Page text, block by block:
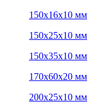
150х16х10 мм
150х25х10 мм
150х35х10 мм
170х60х20 мм
200х25х10 мм